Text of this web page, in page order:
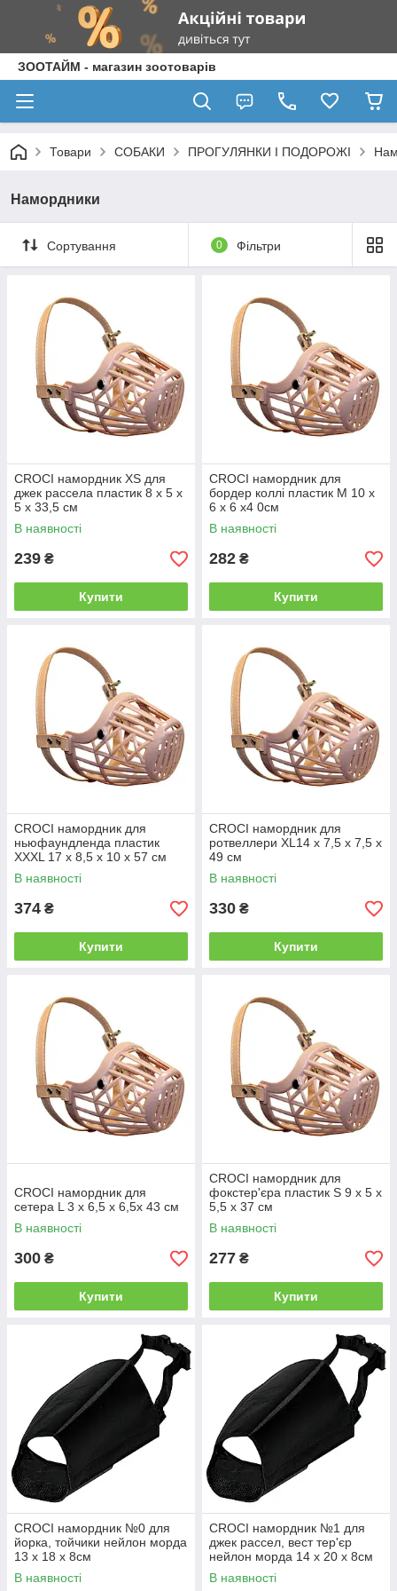
ЗООТАЙМ - магазин зоотоварів
Товари СОБАКИ ПРОГУЛЯНКИ І ПОДОРОЖІ
Намордники
Сортування 0 Фільтри
CROCI намордник XS для
джек рассела пластик 8 х 5 х
5 х 33,5 см
В наявності
239 ₴
Купити
CROCI намордник для
бордер коллі пластик M 10 х
6 х 6 х4 0см
В наявності
282 ₴
Купити
CROCI намордник для
ньюфаундленда пластик
ХХХL 17 х 8,5 х 10 х 57 см
В наявності
374 ₴
Купити
CROCI намордник для
ротвеллери ХL14 х 7,5 х 7,5 х
49 см
В наявності
330 ₴
Купити
CROCI намордник для
сетера L 3 х 6,5 х 6,5х 43 см
В наявності
300 ₴
Купити
CROCI намордник для
фокстер'єра пластик S 9 х 5 х
5,5 х 37 см
В наявності
277 ₴
Купити
CROCI намордник №0 для
йорка, тойчики нейлон морда
13 х 18 х 8см
В наявності
CROCI намордник №1 для
джек рассел, вест тер'єр
нейлон морда 14 х 20 х 8см
В наявності